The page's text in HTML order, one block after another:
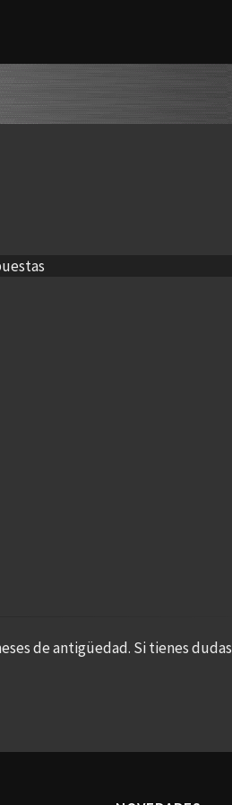
de antigüedad. Si tienes dudas